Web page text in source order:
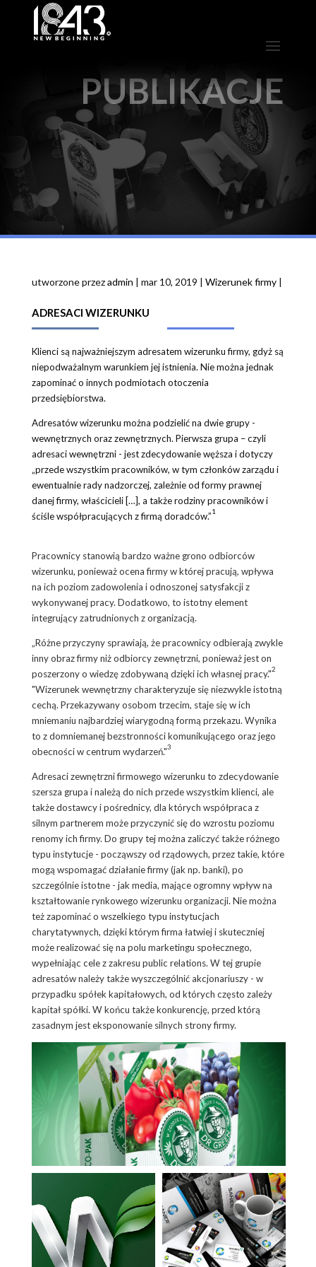
PUBLIKACJE
utworzone przezadmin | mar 10, 2019 | Wizerunek firmy|
ADRESACI WIZERUNKU
Klienci są najważniejszym adresatem wizerunku firmy, gdyż są
niepodważalnym warunkiem jej istnienia. Nie można jednak
zapominać o innych podmiotach otoczenia
przedsiębiorstwa.
Adresatów wizerunku można podzielić na dwie grupy -
wewnętrznych oraz zewnętrznych. Pierwsza grupa – czyli
adresaci wewnętrzni - jest zdecydowanie węższa i dotyczy
„przede wszystkim pracowników, w tym członków zarządu i
ewentualnie rady nadzorczej, zależnie od formy prawnej
danej firmy, właścicieli […], a także rodziny pracowników i
ściśle współpracujących z firmą doradców.”1
Pracownicy stanowią bardzo ważne grono odbiorców
wizerunku, ponieważ ocena firmy w której pracują, wpływa
na ich poziom zadowolenia i odnoszonej satysfakcji z
wykonywanej pracy. Dodatkowo, to istotny element
integrujący zatrudnionych z organizacją.
„Różne przyczyny sprawiają, że pracownicy odbierają zwykle
inny obraz firmy niż odbiorcy zewnętrzni, ponieważ jest on
poszerzony o wiedzę zdobywaną dzięki ich własnej pracy."2
"Wizerunek wewnętrzny charakteryzuje się niezwykle istotną
cechą. Przekazywany osobom trzecim, staje się w ich
mniemaniu najbardziej wiarygodną formą przekazu. Wynika
to z domniemanej bezstronności komunikującego oraz jego
obecności w centrum wydarzeń."3
Adresaci zewnętrzni firmowego wizerunku to zdecydowanie
szersza grupa i należą do nich przede wszystkim klienci, ale
także dostawcy i pośrednicy, dla których współpraca z
silnym partnerem może przyczynić się do wzrostu poziomu
renomy ich firmy. Do grupy tej można zaliczyć także różnego
typu instytucje - począwszy od rządowych, przez takie, które
mogą wspomagać działanie firmy (jak np. banki), po
szczególnie istotne - jak media, mające ogromny wpływ na
kształtowanie rynkowego wizerunku organizacji. Nie można
też zapominać o wszelkiego typu instytucjach
charytatywnych, dzięki którym firma łatwiej i skuteczniej
może realizować się na polu marketingu społecznego,
wypełniając cele z zakresu public relations. W tej grupie
adresatów należy także wyszczególnić akcjonariuszy - w
przypadku spółek kapitałowych, od których często zależy
kapitał spółki. W końcu także konkurencję, przed którą
zasadnym jest eksponowanie silnych strony firmy.